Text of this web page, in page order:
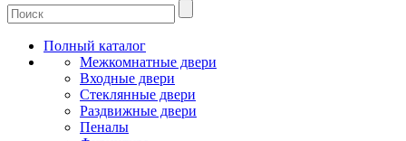
Полный каталог
Межкомнатные двери
Входные двери
Стеклянные двери
Раздвижные двери
Пеналы